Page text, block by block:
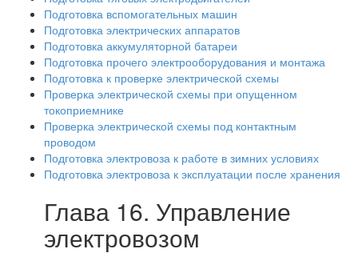
Подготовка вспомогательных машин
Подготовка электрических аппаратов
Подготовка аккумуляторной батареи
Подготовка прочего электрооборудования и монтажа
Подготовка к проверке электрической схемы
Проверка электрической схемы при опущенном
токоприемнике
Проверка электрической схемы под контактным
проводом
Подготовка электровоза к работе в зимних условиях
Подготовка электровоза к эксплуатации после хранения
Глава 16. Управление
электровозом